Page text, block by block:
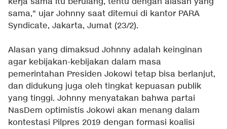
sama," ujar Johnny saat ditemui di kantor PARA
Syndicate, Jakarta, Jumat (23/2).
Alasan yang dimaksud Johnny adalah keinginan
agar kebijakan-kebijakan dalam masa
pemerintahan Presiden Jokowi tetap bisa berlanjut,
dan didukung juga oleh tingkat kepuasan publik
yang tinggi. Johnny menyatakan bahwa partai
NasDem optimistis Jokowi akan menang dalam
kontestasi Pilpres 2019 dengan formasi koalisi